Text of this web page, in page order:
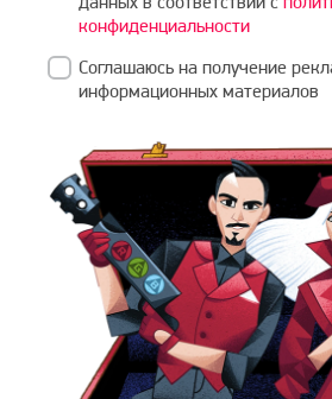
конфиденциальности
Соглашаюсь на получение
информационных материалов